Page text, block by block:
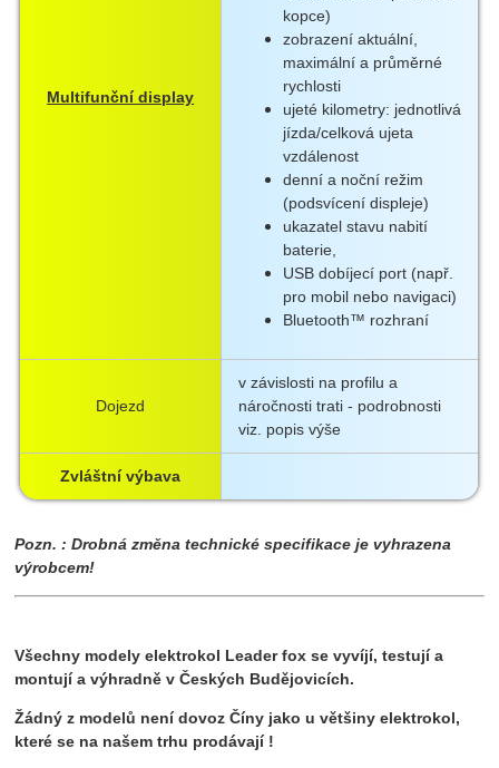
Multifunční display
kopce)
zobrazení aktuální,
maximální a průměrné
rychlosti
ujeté kilometry: jednotlivá
jízda/celková ujeta
vzdálenost
denní a noční režim
(podsvícení displeje)
ukazatel stavu nabití
baterie,
USB dobíjecí port (např.
pro mobil nebo navigaci)
Bluetooth™ rozhraní
Dojezd
v závislosti na profilu a
náročnosti trati - podrobnosti
viz. popis výše
Zvláštní výbava
Pozn. : Drobná změna technické specifikace je vyhrazena
výrobcem!
Všechny modely elektrokol Leader fox se vyvíjí, testují a
montují a výhradně v Českých Budějovicích.
Žádný z modelů není dovoz Číny jako u většiny elektrokol,
které se na našem trhu prodávají !